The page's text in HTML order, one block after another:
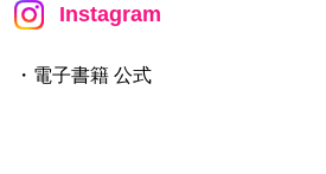
Instagram
・電子書籍 公式